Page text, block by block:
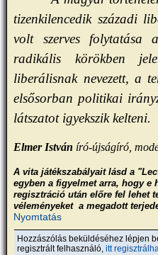
tizenkilencedik századi
volt szerves folytatása
radikális körökben
liberálisnak nevezett, a
elsősorban politikai
látszatot igyekszik kelteni.
Elmer István író-újságíró,
A vita játékszabályait lásd a
egyben a figyelmet arra, hogy e
regisztráció után előre fel lehet
véleményeket a megadott
Nyomtatás
Hozzászólás beküldéséhez lépjen
regisztrált felhasználó,itt